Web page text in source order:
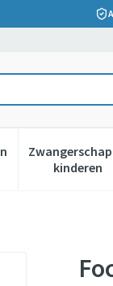
verzorging en
voor
kinderen
Toon